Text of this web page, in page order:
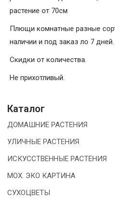
растение от 70см
Плющи комнатные разные
наличии и под заказ ло 7 дней.
Скидки от количества.
Не прихотливый.
Каталог
ДОМАШНИЕ РАСТЕНИЯ
УЛИЧНЫЕ РАСТЕНИЯ
ИСКУССТВЕННЫЕ РАСТЕНИЯ
МОХ. ЭКО КАРТИНА
СУХОЦВЕТЫ